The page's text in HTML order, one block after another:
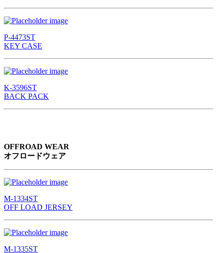
P-4473ST
KEY CASE
K-3596ST
BACK PACK
OFFROAD WEAR
オフロードウェア
M-1334ST
OFF LOAD JERSEY
M-1335ST